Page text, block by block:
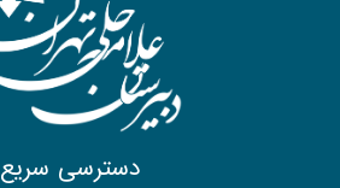
دسترسی سریع